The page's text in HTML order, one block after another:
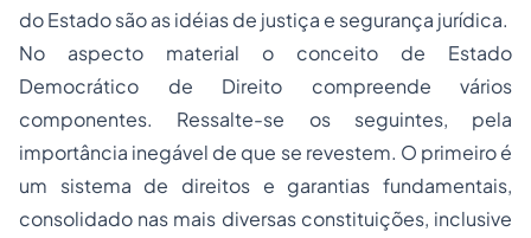
do Estado são as idéias de justiça e segurança jurídica.
No aspecto material o conceito de Estado
Democrático de Direito compreende vários
componentes. Ressalte-se os seguintes, pela
importância inegável de que se revestem. O primeiro é
um sistema de direitos e garantias fundamentais,
consolidado nas mais diversas constituições, inclusive